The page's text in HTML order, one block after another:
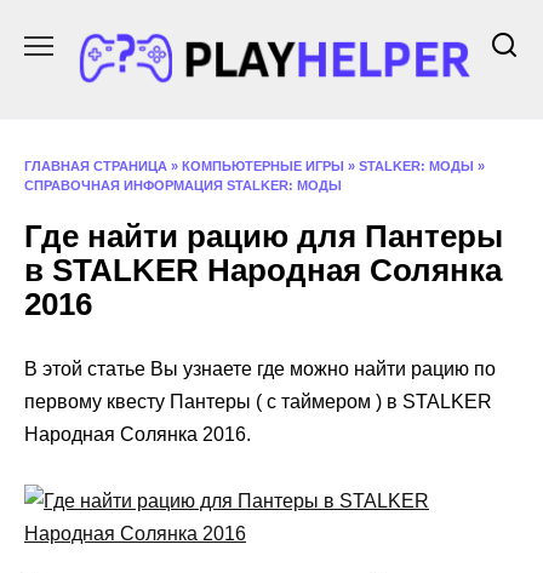
содержанию
ГЛАВНАЯ СТРАНИЦА » КОМПЬЮТЕРНЫЕ ИГРЫ » STALKER: МОДЫ »
СПРАВОЧНАЯ ИНФОРМАЦИЯ STALKER: МОДЫ
Где найти рацию для Пантеры
в STALKER Народная Солянка
2016
В этой статье Вы узнаете где можно найти рацию по
первому квесту Пантеры ( с таймером ) в STALKER
Народная Солянка 2016.